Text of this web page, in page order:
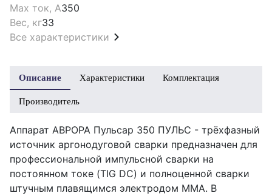
Max ток, А350
Вес, кг33
Все характеристики
Описание Характеристики Комплектация
Производитель
Аппарат АВРОРА Пульсар 350 ПУЛЬС - трёхфазный
источник аргонодуговой сварки предназначен для
профессиональной импульсной сварки на
постоянном токе (TIG DC) и полноценной сварки
штучным плавящимся электродом MMA. В